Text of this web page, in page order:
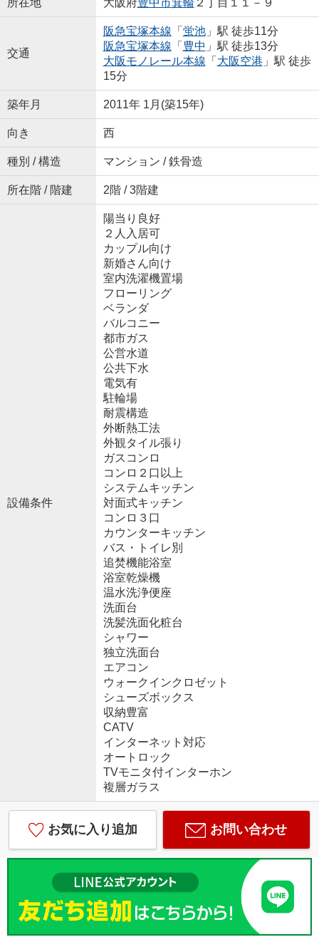
所在地 大阪府豊中市箕輪２丁目１１－９
交通
阪急宝塚本線 「 蛍池」駅 徒歩11分
阪急宝塚本線 「 豊中 」駅 徒歩13分
大阪モノレール本線 「 大阪空港 」駅 徒歩
15分
築年月 2011年 1月(築15年)
向き 西
種別 / 構造 マンション / 鉄骨造
所在階 / 階建 2階 / 3階建
設備条件
陽当り良好
２人入居可
カップル向け
新婚さん向け
室内洗濯機置場
フローリング
ベランダ
バルコニー
都市ガス
公営水道
公共下水
電気有
駐輪場
耐震構造
外断熱工法
外観タイル張り
ガスコンロ
コンロ２口以上
システムキッチン
対面式キッチン
コンロ３口
カウンターキッチン
バス・トイレ別
追焚機能浴室
浴室乾燥機
温水洗浄便座
洗面台
洗髪洗面化粧台
シャワー
独立洗面台
エアコン
ウォークインクロゼット
シューズボックス
収納豊富
CATV
インターネット対応
オートロック
TVモニタ付インターホン
複層ガラス
お気に入り追加 お問い合わせ